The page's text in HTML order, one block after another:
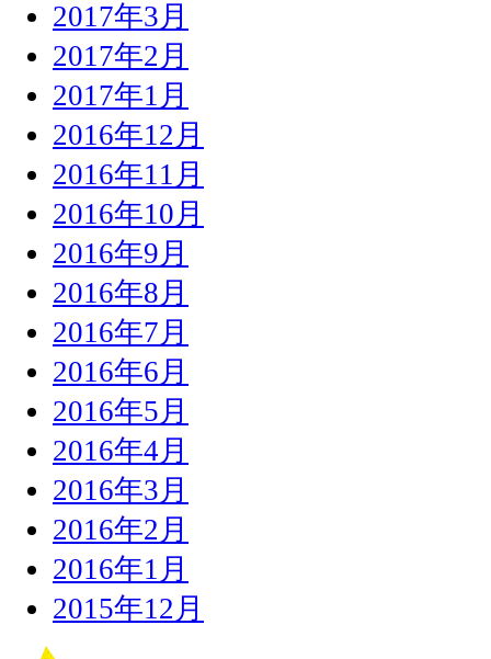
2017年3月
2017年2月
2017年1月
2016年12月
2016年11月
2016年10月
2016年9月
2016年8月
2016年7月
2016年6月
2016年5月
2016年4月
2016年3月
2016年2月
2016年1月
2015年12月